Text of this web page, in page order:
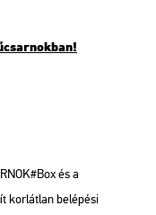
és a
korlátlan belépési